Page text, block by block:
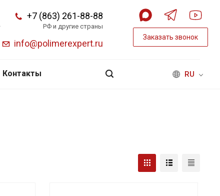
+7 (863) 261-88-88
РФ и другие страны
info@polimerexpert.ru
Заказать звонок
RU
Контакты